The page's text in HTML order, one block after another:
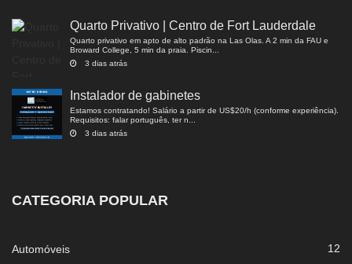
Quarto Privativo | Centro de Fort Lauderdale
Quarto privativo em apto de alto padrão na Las Olas. A 2 min da FAU e
Broward College, 5 min da praia. Piscin...
3 dias atrás
Instalador de gabinetes
Estamos contratando! Salário a partir de US$20/h (conforme experiência).
Requisitos: falar português, ter n...
3 dias atrás
CATEGORIA POPULAR
Automóveis 12